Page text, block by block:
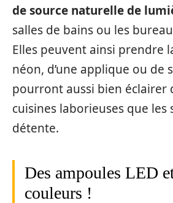
de source naturelle de
salles de bains ou les
Elles peuvent ainsi prendre
néon, d’une applique ou de
pourront aussi bien éclairer
cuisines laborieuses que les
détente.
Des ampoules LED
couleurs !